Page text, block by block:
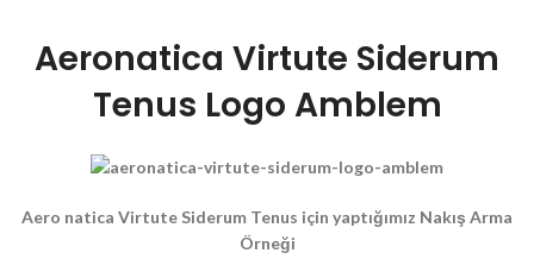
Aeronatica Virtute Siderum
Tenus Logo Amblem
Aero natica Virtute Siderum Tenus için yaptığımız Nakış Arma
Örneği